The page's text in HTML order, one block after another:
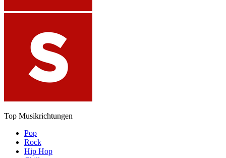
Top Musikrichtungen
Pop
Rock
Hip Hop